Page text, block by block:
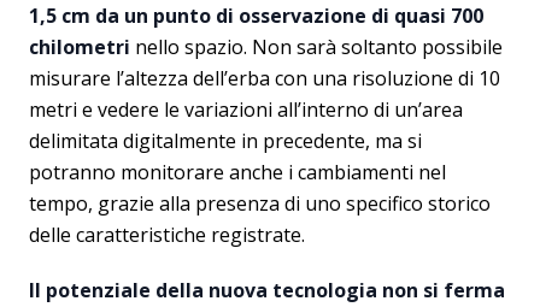
1,5 cm da un punto di osservazione di quasi 700
chilometri nello spazio. Non sarà soltanto possibile
misurare l’altezza dell’erba con una risoluzione di 10
metri e vedere le variazioni all’interno di un’area
delimitata digitalmente in precedente, ma si
potranno monitorare anche i cambiamenti nel
tempo, grazie alla presenza di uno specifico storico
delle caratteristiche registrate.
Il potenziale della nuova tecnologia non si ferma